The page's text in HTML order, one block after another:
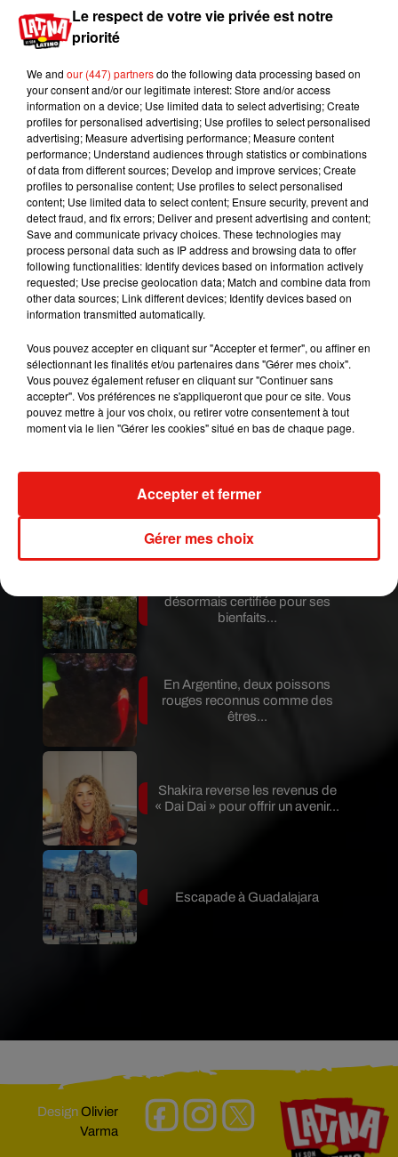
Publié : 8 février 2021 à 9h01 par TD
Perez est talonné par le conservateur Guillermo
donné second par les sondages. Il s’est
néanmoins dit “confiant” sur sa participation au
second tour.
D’après le Conseil National Electoral, cette
projection de résultat se base sur les résultats de
90,4% des 2 425 bureaux de vote sélectionnés sur
un total de 40 000, pour ce décompte rapide du
premier tour. Les résultats définitifs devraient être
connus dans les prochains jours.
Le deuxième tour est programmé le 11 avril.
Mundo Latino
Au Guatemala, le volcan de
Fuego entre en éruption
Benny Blanco invite Selena
Gomez et Becky G sur son
nouveau single
désormais certifiée pour ses
bienfaits...
En Argentine, deux poissons
rouges reconnus comme des
êtres...
Shakira reverse les revenus de
« Dai Dai » pour offrir un avenir...
Escapade à Guadalajara
DesignOlivier
Varma
Le respect de votre vie privée est notre
priorité
We and our (447) partnersdo the following data processing based on
your consent and/or our legitimate interest: Store and/or access
information on a device; Use limited data to select advertising; Create
profiles for personalised advertising; Use profiles to select personalised
advertising; Measure advertising performance; Measure content
performance; Understand audiences through statistics or combinations
of data from different sources; Develop and improve services; Create
profiles to personalise content; Use profiles to select personalised
content; Use limited data to select content; Ensure security, prevent and
detect fraud, and fix errors; Deliver and present advertising and content;
Save and communicate privacy choices. These technologies may
process personal data such as IP address and browsing data to offer
following functionalities: Identify devices based on information actively
requested; Use precise geolocation data; Match and combine data from
other data sources; Link different devices; Identify devices based on
information transmitted automatically.
Vous pouvez accepter en cliquant sur "Accepter et fermer", ou affiner en
sélectionnant les finalités et/ou partenaires dans "Gérer mes choix".
Vous pouvez également refuser en cliquant sur "Continuer sans
accepter". Vos préférences ne s'appliqueront que pour ce site. Vous
pouvez mettre à jour vos choix, ou retirer votre consentement à tout
moment via le lien "Gérer les cookies" situé en bas de chaque page.
Gérer mes choix
Accepter et fermer